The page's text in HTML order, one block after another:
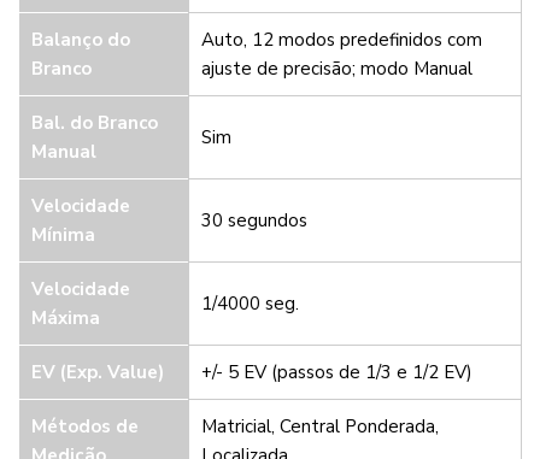
Balanço do
Branco
Auto, 12 modos predefinidos com
ajuste de precisão; modo Manual
Bal. do Branco
Manual
Sim
Velocidade
Mínima
30 segundos
Velocidade
Máxima
1/4000 seg.
EV (Exp. Value) +/- 5 EV (passos de 1/3 e 1/2 EV)
Métodos de
Matricial, Central Ponderada,